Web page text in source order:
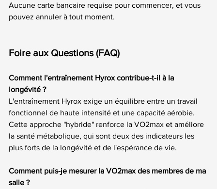
Aucune carte bancaire requise pour commencer, et vous
pouvez annuler à tout moment.
Foire aux Questions (FAQ)
Comment l'entraînement Hyrox contribue-t-il à la
longévité ?
L'entraînement Hyrox exige un équilibre entre un travail
fonctionnel de haute intensité et une capacité aérobie.
Cette approche "hybride" renforce la VO2max et améliore
la santé métabolique, qui sont deux des indicateurs les
plus forts de la longévité et de l'espérance de vie.
Comment puis-je mesurer la VO2max des membres de ma
salle ?